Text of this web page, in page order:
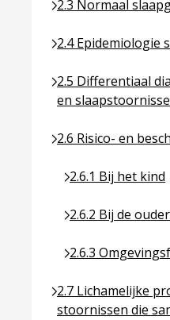
2.3 Normaal
Ga naar pagina
2.4 Epidemiologie
Ga naar pagina
2.5 Differentiaal
en
Ga naar pagina
2.6 Risico- en
Ga naar pagina
2.6.1 Bij het kind
Ga naar pagina
2.6.2 Bij de
Ga naar pagina
2.6.3
Ga naar pagina
2.7 Lichamelijke
stoornissen die
Ga naar pagina